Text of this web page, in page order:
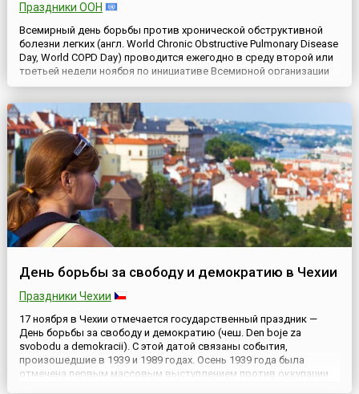
Праздники ООН
Всемирный день борьбы против хронической обструктивной
болезни легких (англ. World Chronic Obstructive Pulmonary Disease
Day, World COPD Day) проводится ежегодно в среду второй или
третьей недели ноября по инициативе Всемирной организации
здравоохранения (ВОЗ), начиная с 2002 года.Хроническая
ряда заболеваний, при которых наблюдается уст...
День борьбы за свободу и демократию в Чехии
Праздники Чехии
17 ноября в Чехии отмечается государственный праздник —
День борьбы за свободу и демократию (чеш. Den boje za
svobodu a demokracii). С этой датой связаны события,
произошедшие в 1939 и 1989 годах. Осень 1939 года была
отмечена первым массовым выступлением против оккупации